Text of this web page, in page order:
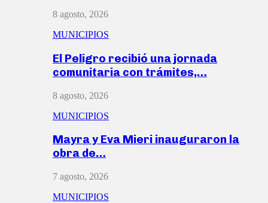
8 agosto, 2026
MUNICIPIOS
El Peligro recibió una jornada
comunitaria con trámites,…
8 agosto, 2026
MUNICIPIOS
Mayra y Eva Mieri inauguraron la
obra de…
7 agosto, 2026
MUNICIPIOS